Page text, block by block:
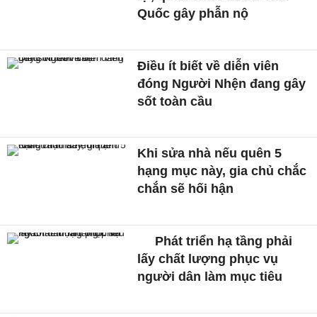
Quốc gây phẫn nộ
Điều ít biết về diễn viên
đóng Người Nhện đang gây
sốt toàn cầu
Khi sửa nhà nếu quên 5
hạng mục này, gia chủ chắc
chắn sẽ hối hận
Phát triển hạ tầng phải
lấy chất lượng phục vụ
người dân làm mục tiêu